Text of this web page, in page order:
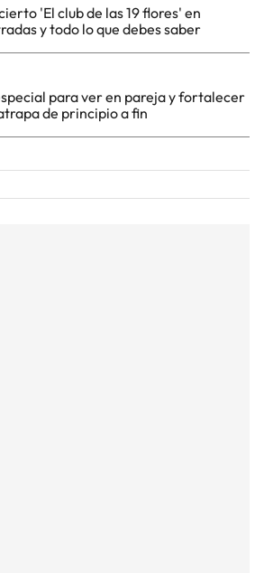
'El club de las 19 flores' en
y todo lo que debes saber
para ver en pareja y fortalecer
de principio a fin